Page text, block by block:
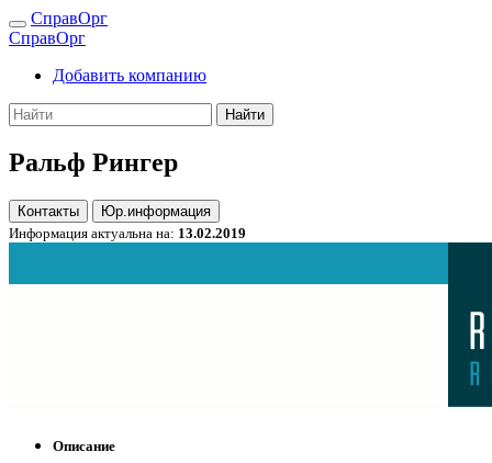
СправОрг
СправОрг
Добавить компанию
Найти
Ральф Рингер
Контакты
Юр.информация
Информация актуальна на: 13.02.2019
Описание